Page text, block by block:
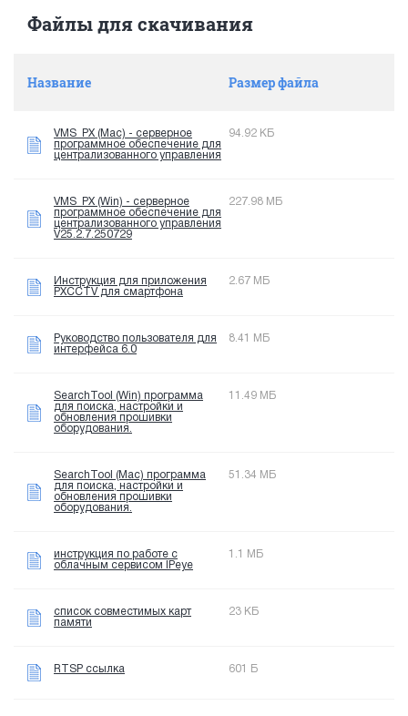
Файлы для скачивания
Название Размер файла
VMS_PX (Mac) - серверное
программное обеспечение для
централизованного управления
94.92 КБ
VMS_PX (Win) - серверное
программное обеспечение для
централизованного управления
V25.2.7.250729
227.98 МБ
Инструкция для приложения
PXCCTV для смартфона
2.67 МБ
Руководство пользователя для
интерфейса 6.0
8.41 МБ
SearchTool (Win) программа
для поиска, настройки и
обновления прошивки
оборудования.
11.49 МБ
SearchTool (Mac) программа
для поиска, настройки и
обновления прошивки
оборудования.
51.34 МБ
инструкция по работе с
облачным сервисом IPeye
1.1 МБ
список совместимых карт
памяти
23 КБ
RTSP ссылка 601 Б